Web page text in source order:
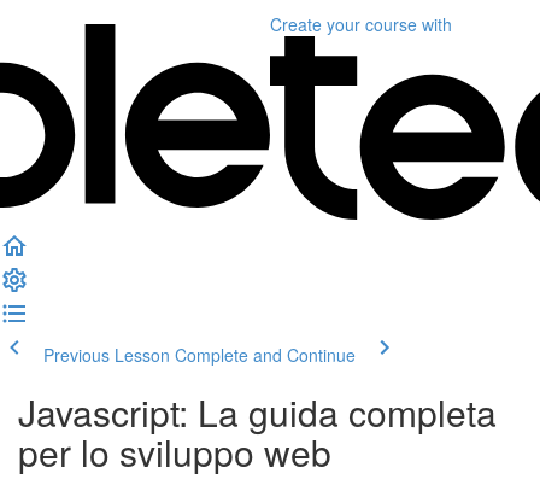
Create your course with
Previous Lesson Complete and Continue
Javascript: La guida completa
per lo sviluppo web